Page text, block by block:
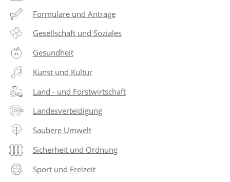
Formulare und Anträge
Gesellschaft und Soziales
Gesundheit
Kunst und Kultur
Land - und Forstwirtschaft
Landesverteidigung
Saubere Umwelt
Sicherheit und Ordnung
Sport und Freizeit